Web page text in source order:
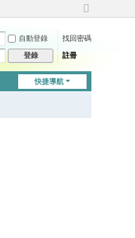
切
到
自動登錄
找回密碼
登錄 註冊
快捷導航